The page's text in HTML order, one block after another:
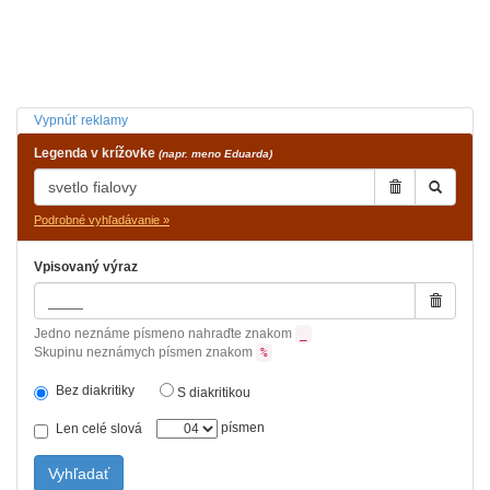
Vypnúť reklamy
Legenda v krížovke (napr. meno Eduarda)
Podrobné vyhľadávanie »
Vpisovaný výraz
Jedno neznáme písmeno nahraďte znakom
Skupinu neznámych písmen znakom %
Bez diakritiky S diakritikou
Len celé slová písmen
Vyhľadať